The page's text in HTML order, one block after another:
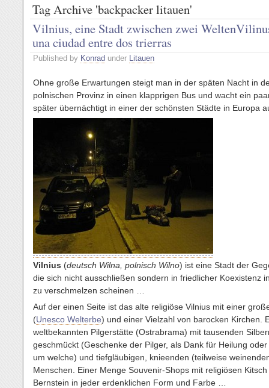
Tag Archive 'backpacker litauen'
Vilnius, eine Stadt zwischen zwei Welten
una ciudad entre dos trierras
Published by Konrad under Litauen
Ohne große Erwartungen steigt man in der späten Nacht in
polnischen Provinz in einen klapprigen Bus und wacht ein
später übernächtigt in einer der schönsten Städte in Europa
Vilnius (deutsch Wilna, polnisch Wilno) ist eine Stadt der
die sich nicht ausschließen sondern in friedlicher Koexistenz
zu verschmelzen scheinen …
Auf der einen Seite ist das alte religiöse Vilnius mit einer
(Unesco Welterbe) und einer Vielzahl von barocken Kirchen.
weltbekannten Pilgerstätte (Ostrabrama) mit tausenden
geschmückt (Geschenke der Pilger, als Dank für Heilung
um welche) und tiefgläubigen, knieenden (teilweise
Menschen. Einer Menge Souvenir-Shops mit religiösen
Bernstein in jeder erdenklichen Form und Farbe …